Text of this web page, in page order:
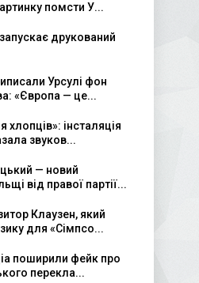
помсти У...
друкований
Урсулі фон
«Європа — це...
хлопців»: інсталяція
звуков...
— новий
від правої партії...
Клаузен, який
для «Сімпсо...
поширили фейк про
перекла...